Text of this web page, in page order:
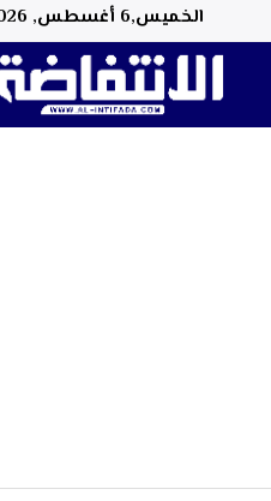
الخميس,6 أغسطس, 2026